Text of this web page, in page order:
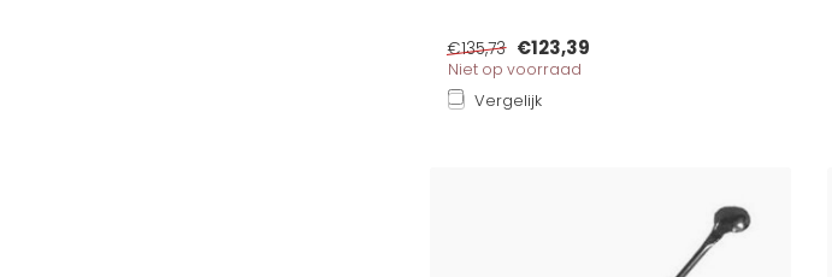
€135,73 €123,39
Niet op voorraad
Vergelijk